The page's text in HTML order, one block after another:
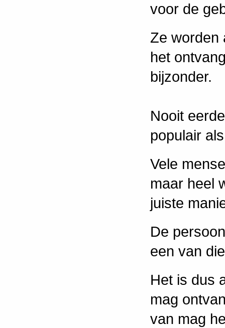
voor de
Ze worden
het
bijzonder.
Nooit
populair
Vele
maar heel
juiste
De
een van
Het is dus
mag
van mag